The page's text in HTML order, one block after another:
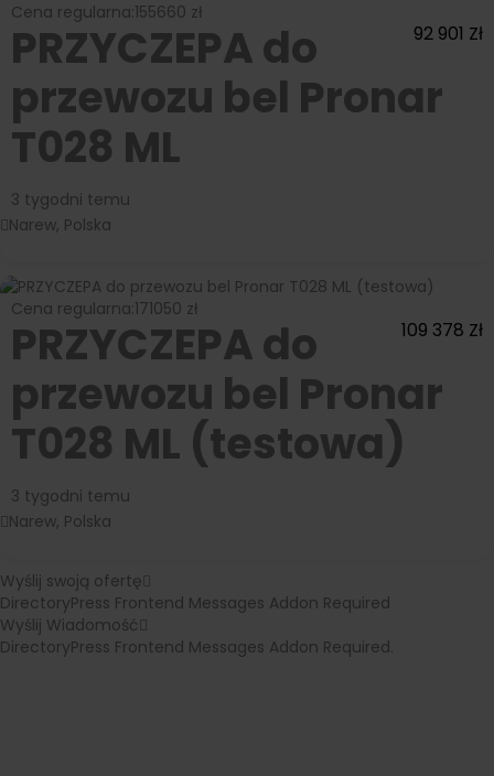
Cena regularna:155660 zł
92 901 Zł
PRZYCZEPA do
przewozu bel Pronar
T028 ML
3 tygodni temu
Narew, Polska
Cena regularna:171050 zł
109 378 Zł
PRZYCZEPA do
przewozu bel Pronar
T028 ML (testowa)
3 tygodni temu
Narew, Polska
Wyślij swoją ofertę
DirectoryPress Frontend Messages Addon Required
Wyślij Wiadomość
DirectoryPress Frontend Messages Addon Required.